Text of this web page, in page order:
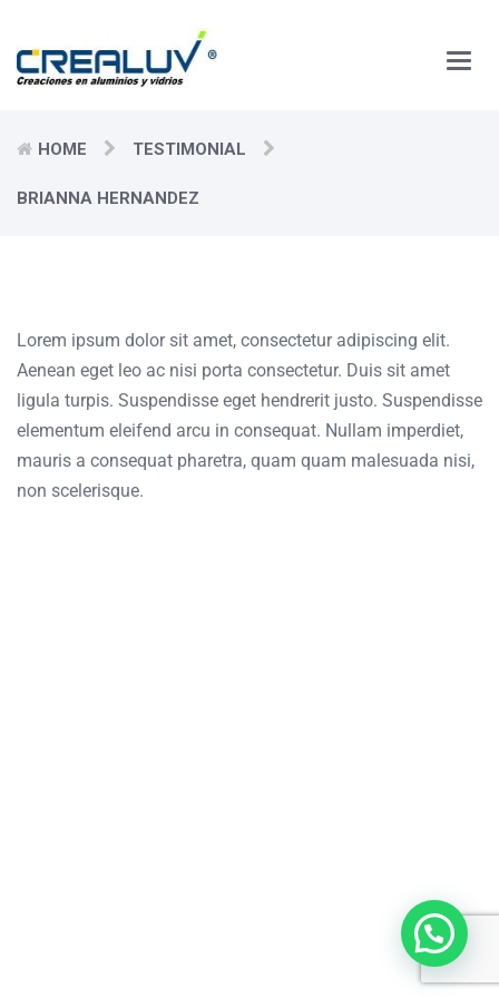
Main
HOME TESTIMONIAL
BRIANNA HERNANDEZ
Lorem ipsum dolor sit amet, consectetur adipiscing elit.
Aenean eget leo ac nisi porta consectetur. Duis sit amet
ligula turpis. Suspendisse eget hendrerit justo. Suspendisse
elementum eleifend arcu in consequat. Nullam imperdiet,
mauris a consequat pharetra, quam quam malesuada nisi,
non scelerisque.